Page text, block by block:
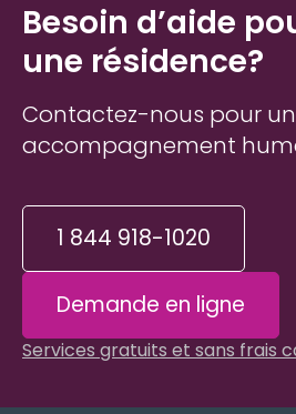
Besoin d’aide
une résidence?
Contactez-nous pour un
accompagnement
1 844 918-1020
Demande en ligne
Services gratuits et sans frais